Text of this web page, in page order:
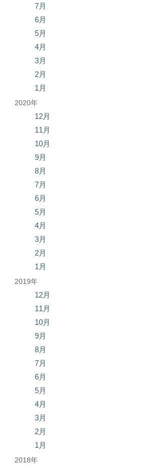
7月
6月
5月
4月
3月
2月
1月
2020年
12月
11月
10月
9月
8月
7月
6月
5月
4月
3月
2月
1月
2019年
12月
11月
10月
9月
8月
7月
6月
5月
4月
3月
2月
1月
2018年